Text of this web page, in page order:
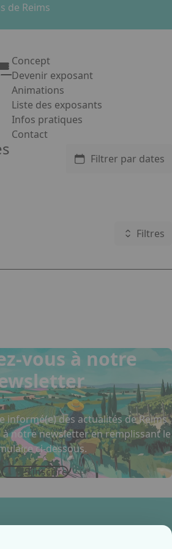
de Reims
Concept
Devenir exposant
Animations
Liste des exposants
Infos pratiques
Contact
FacebookInstagram
Linkedin
Filtrer par dates
Filtres
vous à notre
informé(e) des actualités de Reims
à notre newsletter en remplissant le
ci-dessous.
S'inscrire
cookies